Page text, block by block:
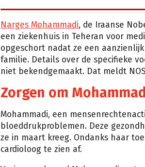
Narges Mohammadi, de Iraanse
een ziekenhuis in Teheran voor
opgeschort nadat ze een
familie. Details over de specifieke
niet bekendgemaakt. Dat meldt
Zorgen om
Mohammadi, een
bloeddrukproblemen. Deze
ze in maart kreeg. Ondanks haar
cardioloog te zien af.